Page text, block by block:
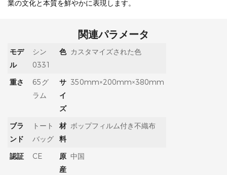
業の文化と本質を鮮やかに表現します。
関連パラメータ
モデ
ル
シン
0331
色 カスタマイズされた色
重さ
65グ
ラム
サ
イ
ズ
350mm×200mm×380mm
ブラ
ンド
トート
バッグ
材
料
ボップフィルム付き不織布
認証 CE
原
産
中国